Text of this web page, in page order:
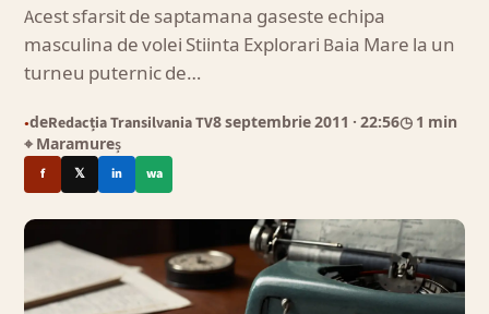
Acest sfarsit de saptamana gaseste echipa
masculina de volei Stiinta Explorari Baia Mare la un
turneu puternic de…
●deRedacția Transilvania TV8 septembrie 2011 · 22:56◷ 1 min
⌖ Maramureș
f 𝕏 in wa